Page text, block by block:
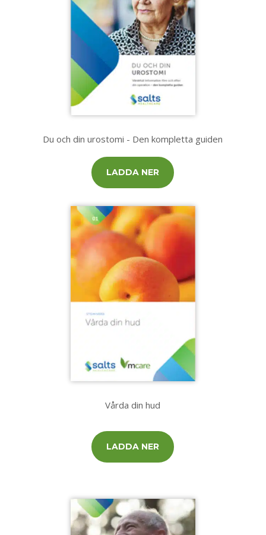
Du och din urostomi - Den kompletta guiden
LADDA NER
Vårda din hud
LADDA NER